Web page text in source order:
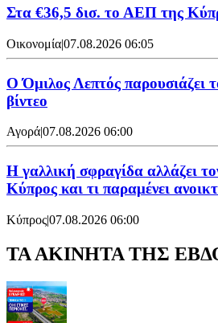
Στα €36,5 δισ. το ΑΕΠ της
Οικονομία|07.08.2026 06:05
Ο Όμιλος Λεπτός παρουσιάζει
βίντεο
Αγορά|07.08.2026 06:00
Η γαλλική σφραγίδα αλλάζει
Κύπρος και τι παραμένει
Κύπρος|07.08.2026 06:00
ΤΑ ΑΚΙΝΗΤΑ ΤΗΣ